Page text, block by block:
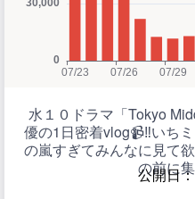
水１０ドラマ「Tokyo
優の1日密着vlog📹‼️いち
の嵐すぎてみんなに見て
の前に
公開日